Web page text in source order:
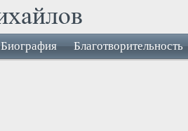
Биография Благотворительность